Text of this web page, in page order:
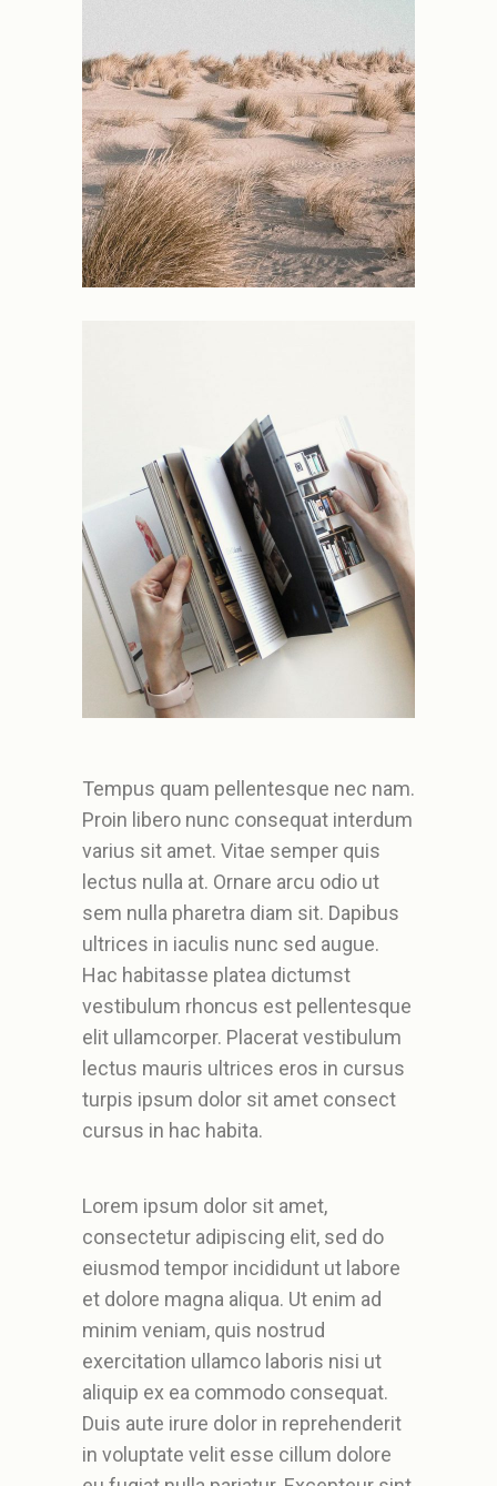
Tempus quam pellentesque nec nam.
Proin libero nunc consequat interdum
varius sit amet. Vitae semper quis
lectus nulla at. Ornare arcu odio ut
sem nulla pharetra diam sit. Dapibus
ultrices in iaculis nunc sed augue.
Hac habitasse platea dictumst
vestibulum rhoncus est pellentesque
elit ullamcorper. Placerat vestibulum
lectus mauris ultrices eros in cursus
turpis ipsum dolor sit amet consect
cursus in hac habita.
Lorem ipsum dolor sit amet,
consectetur adipiscing elit, sed do
eiusmod tempor incididunt ut labore
et dolore magna aliqua. Ut enim ad
minim veniam, quis nostrud
exercitation ullamco laboris nisi ut
aliquip ex ea commodo consequat.
Duis aute irure dolor in reprehenderit
in voluptate velit esse cillum dolore